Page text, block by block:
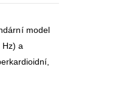
model
a